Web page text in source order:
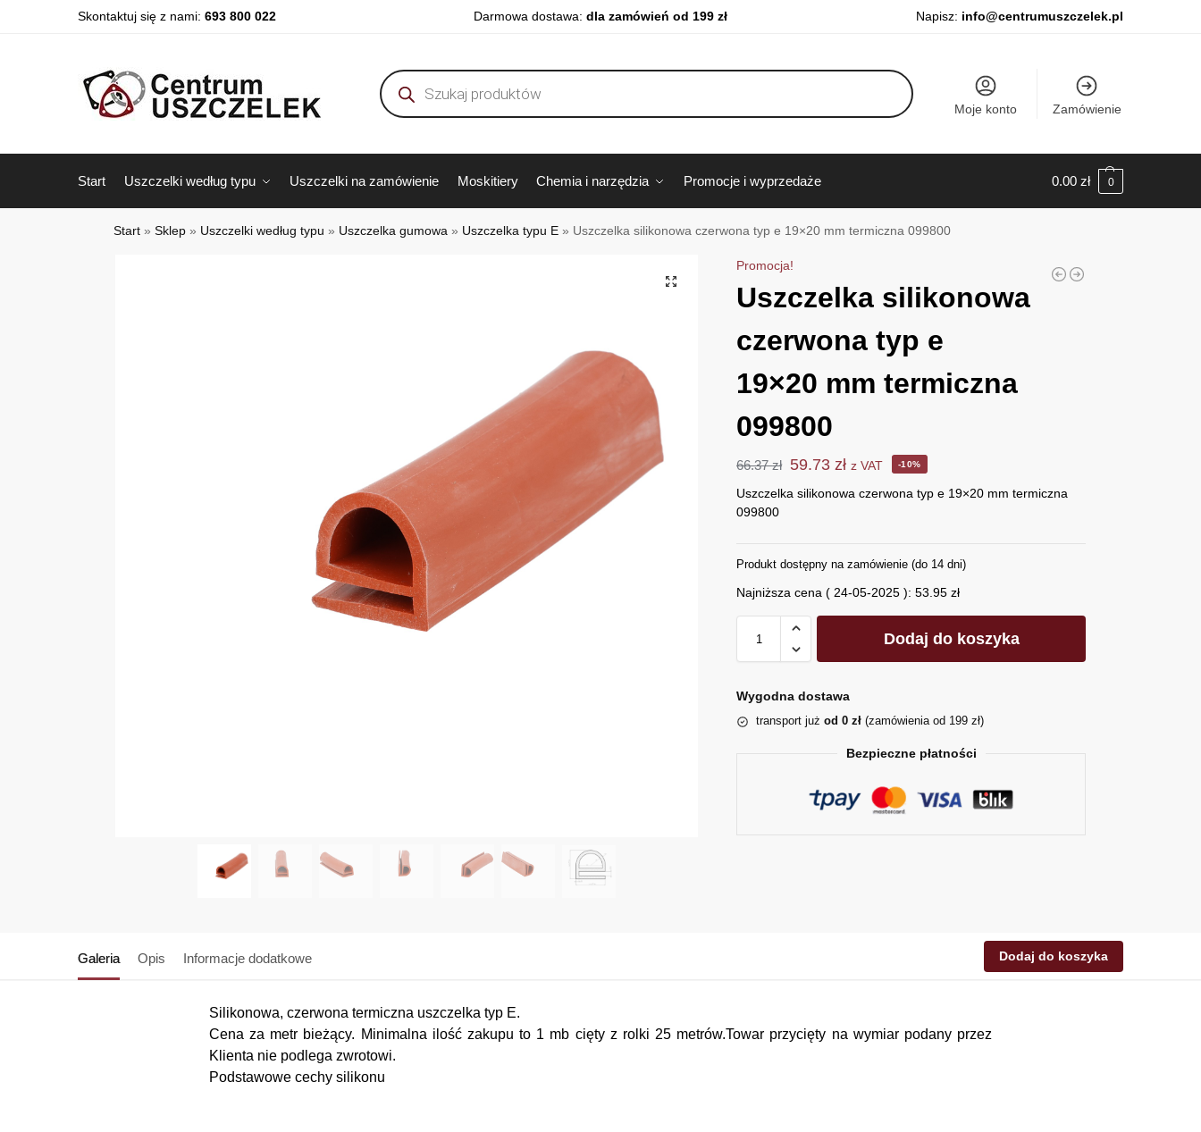
Skontaktuj się z nami: 693 800 022 Darmowa dostawa: dla zamówień od 199 zł Napisz: info@centrumuszczelek.pl
Moje konto Zamówienie
Start Uszczelki według typu Uszczelki na zamówienie Moskitiery Chemia i narzędzia Promocje i wyprzedaże 0.00 zł 0
Start » Sklep » Uszczelki według typu » Uszczelka gumowa » Uszczelka typu E » Uszczelka silikonowa czerwona typ e 19×20 mm termiczna 099800
Promocja!
Uszczelka silikonowa
czerwona typ e
19×20 mm termiczna
099800
66.37zł 59.73 zł z VAT -10%
Uszczelka silikonowa czerwona typ e 19×20 mm termiczna
099800
Produkt dostępny na zamówienie (do 14 dni)
Najniższa cena ( 24-05-2025 ):53.95zł
Dodaj do koszyka
Wygodna dostawa
transport jużod 0 zł (zamówienia od 199 zł)
Bezpieczne płatności
Galeria Opis Informacje dodatkowe Dodaj do koszyka
Silikonowa, czerwona termiczna uszczelka typ E.
Cena za metr bieżący. Minimalna ilość zakupu to 1 mb cięty z rolki 25 metrów.Towar przycięty na wymiar podany przez
Klienta nie podlega zwrotowi.
Podstawowe cechy silikonu